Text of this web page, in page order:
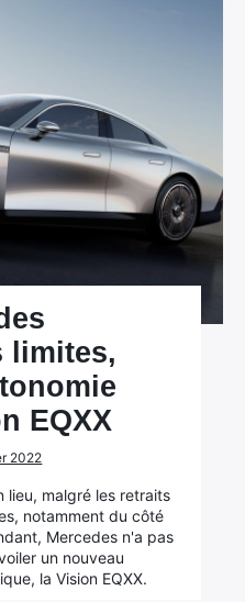
limites,
EQXX
2022
lieu, malgré les retraits
notamment du côté
Mercedes n'a pas
un nouveau
la Vision EQXX.